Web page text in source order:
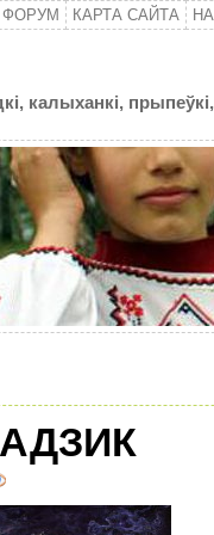
КАРТА САЙТА
калыханкі,